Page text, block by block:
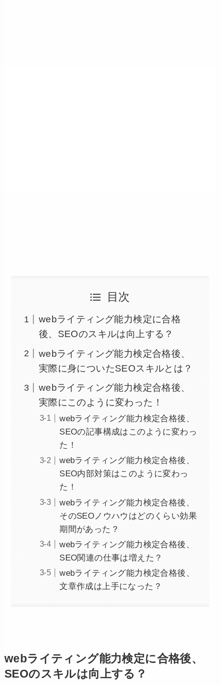
目次
webライティング能力検定に合格
後、SEOのスキルは向上する？
webライティング能力検定合格後、
実際に身についたSEOスキルとは？
webライティング能力検定合格後、
実際にこのように変わった！
webライティング能力検定合格後、
SEOの記事構成はこのように変わっ
た！
webライティング能力検定合格後、
SEO内部対策はこのように変わっ
た！
webライティング能力検定合格後、
そのSEOノウハウはどのくらい効果
期間があった？
webライティング能力検定合格後、
SEO関連の仕事は増えた？
webライティング能力検定合格後、
文章作成は上手になった？
webライティング能力検定に合格後、
SEOのスキルは向上する？